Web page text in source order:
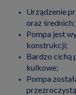
Urządzenie
oraz średnich;
Pompa jest
konstrukcji;
Bardzo cichą
kulkowe;
Pompa